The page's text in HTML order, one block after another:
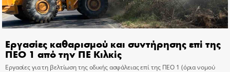
Εργασίες καθαρισμού και συντήρησης επί της
ΠΕΟ 1 από την ΠΕ Κιλκίς
Εργασίες για τη βελτίωση της οδικής ασφάλειας επί της ΠΕΟ 1 (όρια νομού